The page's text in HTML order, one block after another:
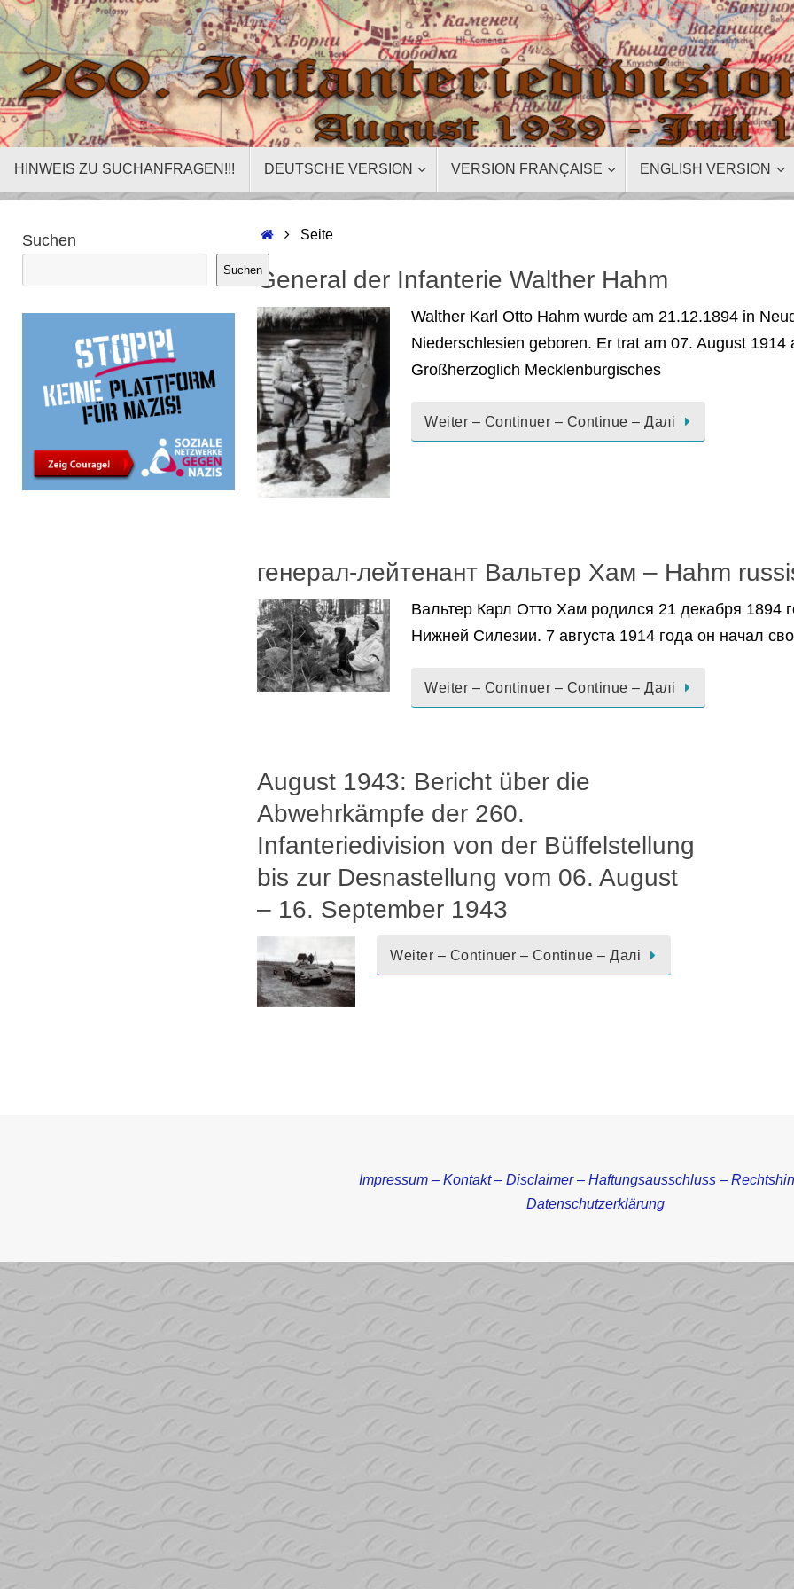
Zum
Inhalt
springen
Inhalt
springen
HINWEIS ZU SUCHANFRAGEN!!! DEUTSCHE VERSION VERSION FRANÇAISE ENGLISH VERSION
StartSeite
General der Infanterie Walther Hahm
Walther Karl Otto Hahm wurde am 21.12.1894 in
Niederschlesien geboren. Er trat am 07. August
Großherzoglich Mecklenburgisches
Weiter – Continuer – Continue – Далі
генерал-лейтенант Вальтер Хам – Hahm
Вальтер Карл Отто Хам родился 21 декабря
Нижней Силезии. 7 августа 1914 года он начал
Weiter – Continuer – Continue – Далі
August 1943: Bericht über die
Abwehrkämpfe der 260.
Infanteriedivision von der Büffelstellung
bis zur Desnastellung vom 06. August
– 16. September 1943
Weiter – Continuer – Continue – Далі
Suchen
Suchen
Impressum – Kontakt – Disclaimer – Haftungsausschluss –
Datenschutzerklärung